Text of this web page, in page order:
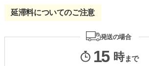
延滞料についてのご注意
15 時まで
発送の場合